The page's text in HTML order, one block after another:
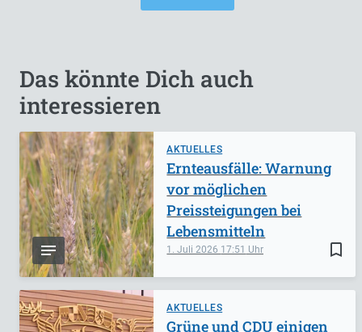
Das könnte Dich auch
interessieren
AKTUELLES
bookmark_border
1. Juli 2026 17:51
Ernteausfälle: Warnung
vor möglichen
Preissteigungen bei
Lebensmitteln
AKTUELLES
Grüne und CDU einigen